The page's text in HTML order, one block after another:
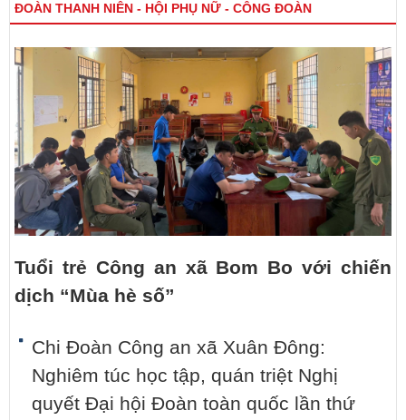
ĐOÀN THANH NIÊN - HỘI PHỤ NỮ - CÔNG ĐOÀN
Tuổi trẻ Công an xã Bom Bo với chiến
dịch “Mùa hè số”
Chi Đoàn Công an xã Xuân Đông:
Nghiêm túc học tập, quán triệt Nghị
quyết Đại hội Đoàn toàn quốc lần thứ